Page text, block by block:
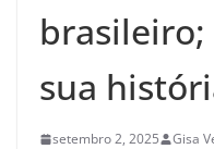
brasileiro;
sua
setembro 2, 2025 Gisa